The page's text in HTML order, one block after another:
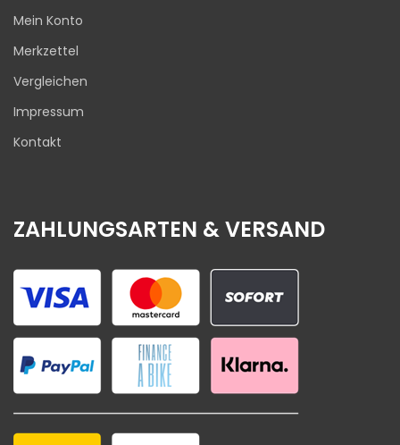
Mein Konto
Merkzettel
Vergleichen
Impressum
Kontakt
ZAHLUNGSARTEN & VERSAND